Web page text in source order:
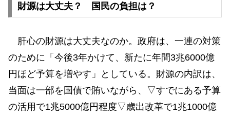
財源は大丈夫？ 国民の負担は？
肝心の財源は大丈夫なのか。政府は、一連の対策
のために「今後3年かけて、新たに年間3兆6000億
円ほど予算を増やす」としている。財源の内訳は、
当面は一部を国債で賄いながら、▽すでにある予算
の活用で1兆5000億円程度▽歳出改革で1兆1000億